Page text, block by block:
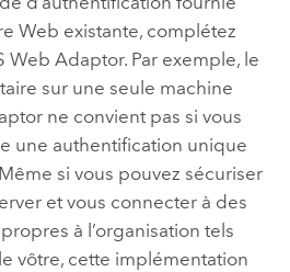
Web existante, complétez
Web Adaptor.Par exemple, le
sur une seule machine
ne convient pas si vous
une authentification unique
Même si vous pouvez sécuriser
et vous connecter à des
à l’organisation tels
vôtre, cette implémentation